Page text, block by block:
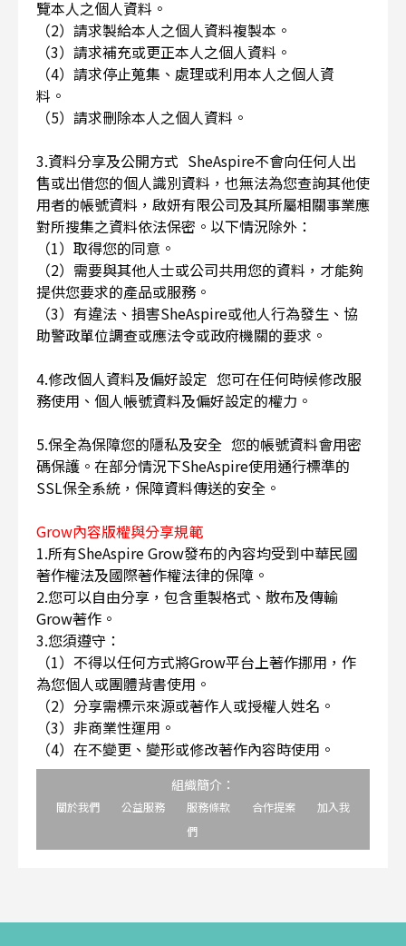
覽本人之個人資料。
（2）請求製給本人之個人資料複製本。
（3）請求補充或更正本人之個人資料。
（4）請求停止蒐集、處理或利用本人之個人資
料。
（5）請求刪除本人之個人資料。
3.資料分享及公開方式 SheAspire不會向任何人出
售或出借您的個人識別資料，也無法為您查詢其他使
用者的帳號資料，啟妍有限公司及其所屬相關事業應
對所搜集之資料依法保密。以下情況除外：
（1）取得您的同意。
（2）需要與其他人士或公司共用您的資料，才能夠
提供您要求的產品或服務。
（3）有違法、損害SheAspire或他人行為發生、協
助警政單位調查或應法令或政府機關的要求。
4.修改個人資料及偏好設定 您可在任何時候修改服
務使用、個人帳號資料及偏好設定的權力。
5.保全為保障您的隱私及安全 您的帳號資料會用密
碼保護。在部分情況下SheAspire使用通行標準的
SSL保全系統，保障資料傳送的安全。
Grow內容版權與分享規範
1.所有SheAspire Grow發布的內容均受到中華民國
著作權法及國際著作權法律的保障。
2.您可以自由分享，包含重製格式、散布及傳輸
Grow著作。
3.您須遵守：
（1）不得以任何方式將Grow平台上著作挪用，作
為您個人或團體背書使用。
（2）分享需標示來源或著作人或授權人姓名。
（3）非商業性運用。
（4）在不變更、變形或修改著作內容時使用。
組織簡介：
關於我們 公益服務 服務條款 合作提案
加入我
們